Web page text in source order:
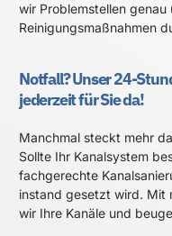
wir Problemstellen
Reinigungsmaßnahmen
Notfall? Unser 24-
jederzeit für Sie da!
Manchmal steckt mehr
Sollte Ihr Kanalsystem
fachgerechte
instand gesetzt wird. Mit
wir Ihre Kanäle und